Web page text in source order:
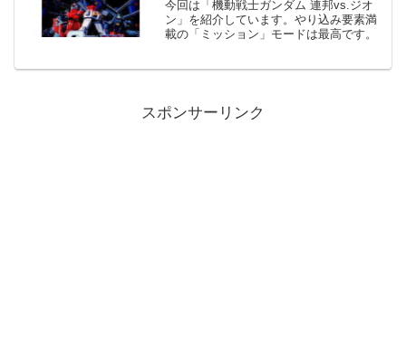
今回は「機動戦士ガンダム 連邦vs.ジオ
ン」を紹介しています。やり込み要素満
載の「ミッション」モードは最高です。
スポンサーリンク